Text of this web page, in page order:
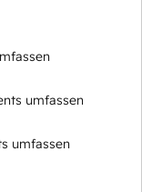
umfassen
umfassen